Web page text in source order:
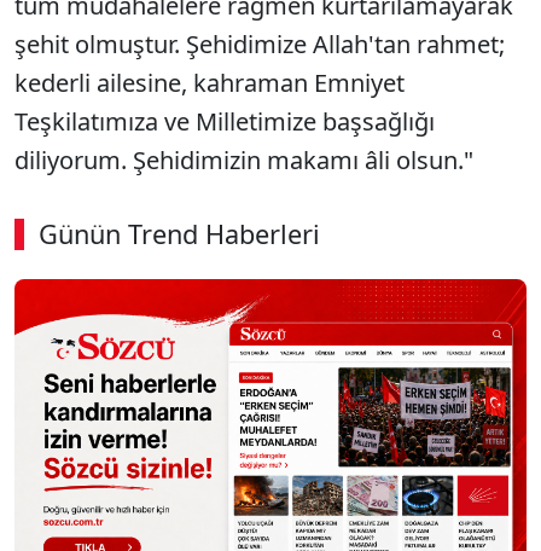
şehit olmuştur. Şehidimize Allah'tan rahmet;
kederli ailesine, kahraman Emniyet
Teşkilatımıza ve Milletimize başsağlığı
diliyorum. Şehidimizin makamı âli olsun."
Günün Trend Haberleri
00:02 / 08:43
Sesi Aç